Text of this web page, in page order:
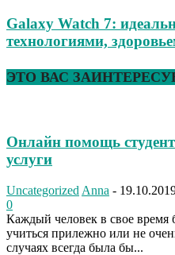
Galaxy Watch 7:
технологиями,
ЭТО ВАС
Онлайн помощь
услуги
Uncategorized Anna -
0
Каждый человек в свое время
учиться прилежно или не
случаях всегда была бы...